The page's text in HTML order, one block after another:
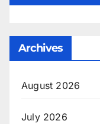
Archives
August 2026
July 2026